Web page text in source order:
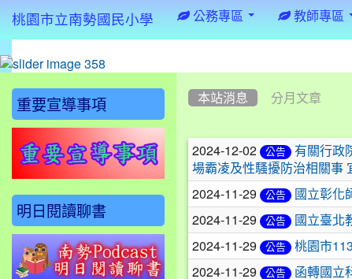
桃園市立南勢國民小學 公務專區 教師專區
本站消息 分月文章
文
章
列
表
2024-12-02 公告
有關行政
場霸凌及性騷擾防治相關事
2024-11-29 公告 國立彰化
2024-11-29 公告 國立臺北
2024-11-29 公告 桃園市
2024-11-29 公告
函轉國立
::: 重要宣導事項
明日閱讀聊書